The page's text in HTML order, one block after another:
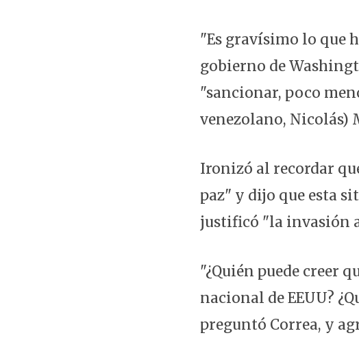
"Es gravísimo lo que
gobierno de
"sancionar, poco
venezolano, Nicolás)
Ironizó al recordar
paz" y dijo que esta
justificó "la invasión
"¿Quién puede creer
nacional de EEUU?
preguntó Correa, y